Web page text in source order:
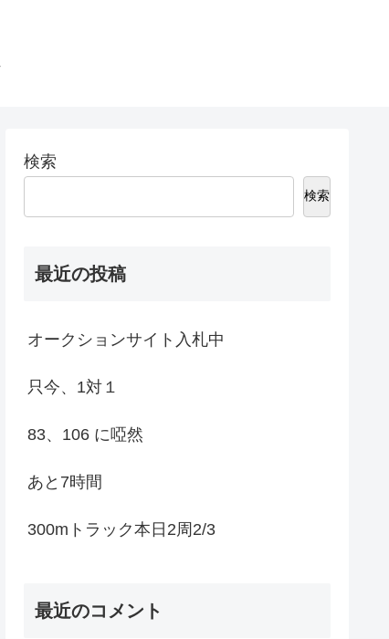
検索
検索
最近の投稿
オークションサイト入札中
只今、1対１
83、106 に啞然
あと7時間
300mトラック本日2周2/3
最近のコメント